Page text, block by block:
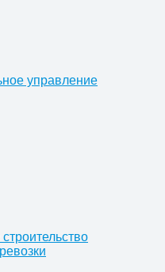
управление